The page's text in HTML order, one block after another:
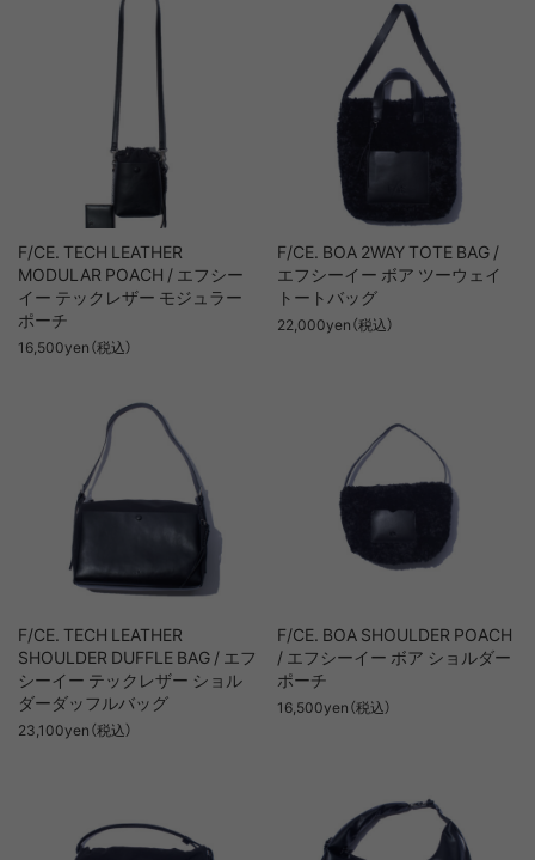
F/CE. TECH LEATHER
MODULAR POACH / エフシー
イー テックレザー モジュラー
ポーチ
16,500yen（税込）
F/CE. BOA 2WAY TOTE BAG /
エフシーイー ボア ツーウェイ
トートバッグ
22,000yen（税込）
F/CE. TECH LEATHER
SHOULDER DUFFLE BAG / エフ
シーイー テックレザー ショル
ダーダッフルバッグ
23,100yen（税込）
F/CE. BOA SHOULDER POACH
/ エフシーイー ボア ショルダー
ポーチ
16,500yen（税込）